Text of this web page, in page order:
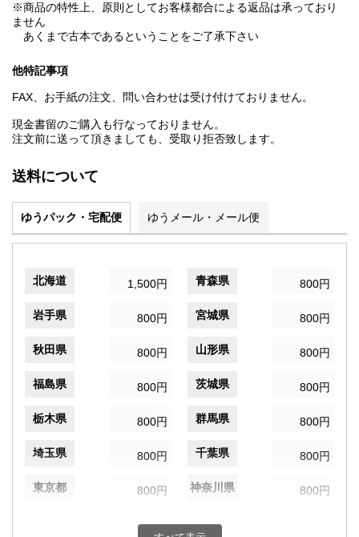
※商品の特性上、原則としてお客様都合による返品は承っており
ません
あくまで古本であるということをご了承下さい
他特記事項
FAX、お手紙の注文、問い合わせは受け付けておりません。
現金書留のご購入も行なっておりません。
注文前に送って頂きましても、受取り拒否致します。
送料について
ゆうパック・宅配便 ゆうメール・メール便
北海道 1,500円 青森県 800円
岩手県 800円 宮城県 800円
秋田県 800円 山形県 800円
福島県 800円 茨城県 800円
栃木県 800円 群馬県 800円
埼玉県 800円 千葉県 800円
東京都 800円 神奈川県 800円
800円 富山県